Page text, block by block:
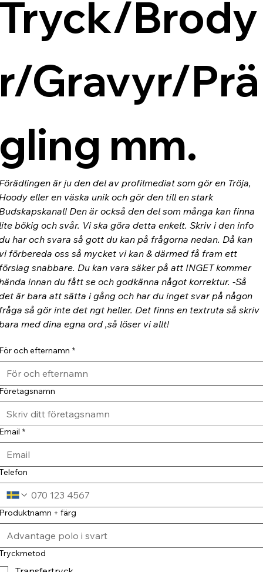
Brody
Gravyr/Prä
mm.
är ju den del av profilmediat som gör en Tröja,
eller en väska unik och gör den till en stark
Den är också den del som många kan finna
bökig och svår. Vi ska göra detta enkelt. Skriv i den info
har och svara så gott du kan på frågorna nedan. Då kan
förbereda oss så mycket vi kan & därmed få fram ett
snabbare. Du kan vara säker på att INGET kommer
innan du fått se och godkänna något korrektur. -Så
är bara att sätta i gång och har du inget svar på någon
så gör inte det ngt heller. Det finns en textruta så skriv
med dina egna ord ,så löser vi allt!
och efternamn *
*
+ färg